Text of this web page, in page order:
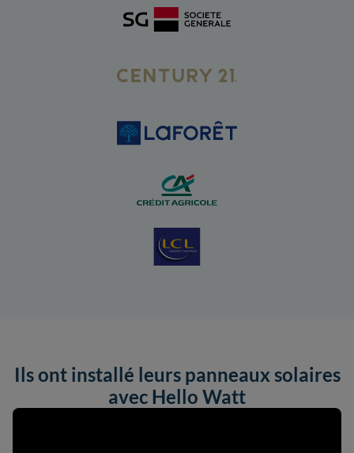
Ils ont installé leurs panneaux solaires
avec Hello Watt